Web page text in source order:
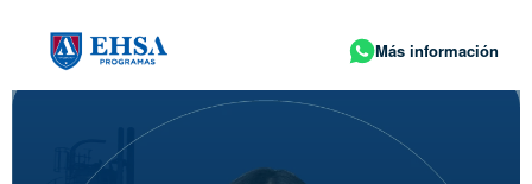
Más información